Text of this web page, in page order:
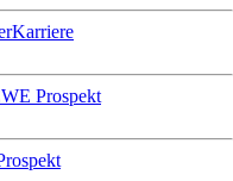
Karriere
Prospekt